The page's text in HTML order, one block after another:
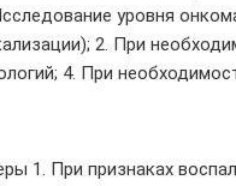
уровня
2. При
4. При
1. При признаках